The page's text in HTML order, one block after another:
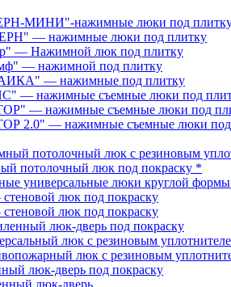
МИНИ"-нажимные люки под
— нажимные люки под плитку
— Нажимной люк под плитку
— нажимной под плитку
— нажимные под плитку
— нажимные съемные люки под
— нажимные съемные люки под
2.0" — нажимные съемные люки
потолочный люк с резиновым
потолочный люк под покраску *
универсальные люки круглой формы
люк под покраску
люк под покраску
люк-дверь под покраску
люк с резиновым
люк с резиновым
люк-дверь под покраску
люк-дверь